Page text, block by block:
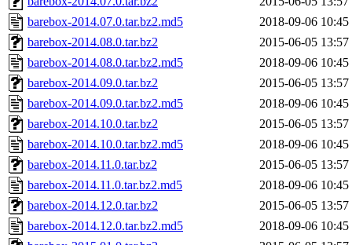
barebox-2014.07.0.tar.bz2.md5
2018-09-06 10:45
barebox-2014.08.0.tar.bz2
2015-06-05 13:57
barebox-2014.08.0.tar.bz2.md5
2018-09-06 10:45
barebox-2014.09.0.tar.bz2
2015-06-05 13:57
barebox-2014.09.0.tar.bz2.md5
2018-09-06 10:45
barebox-2014.10.0.tar.bz2
2015-06-05 13:57
barebox-2014.10.0.tar.bz2.md5
2018-09-06 10:45
barebox-2014.11.0.tar.bz2
2015-06-05 13:57
barebox-2014.11.0.tar.bz2.md5
2018-09-06 10:45
barebox-2014.12.0.tar.bz2
2015-06-05 13:57
barebox-2014.12.0.tar.bz2.md5
2018-09-06 10:45